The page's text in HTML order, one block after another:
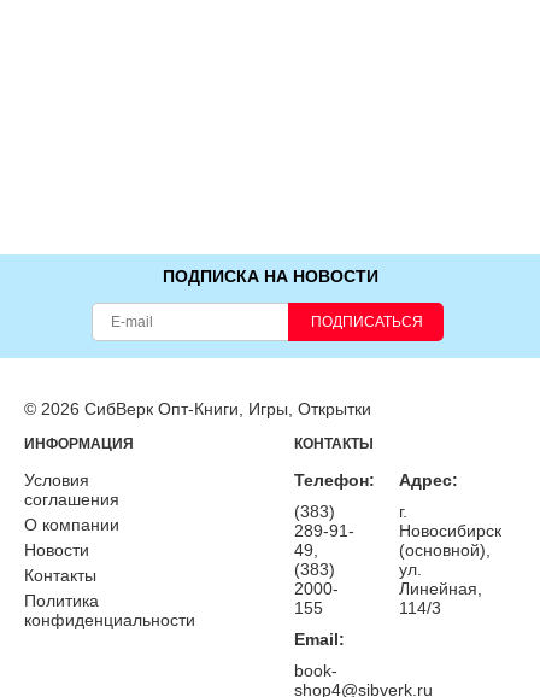
ПОДПИСКА НА НОВОСТИ
ПОДПИСАТЬСЯ
© 2026 СибВерк Опт-Книги, Игры, Открытки
ИНФОРМАЦИЯ
Условия
соглашения
О компании
Новости
Контакты
Политика
конфиденциальности
КОНТАКТЫ
Телефон:
(383)
289-91-
49,
(383)
2000-
155
Email:
book-
shop4@sibverk.ru
Адрес:
г.
Новосибирск
(основной),
ул.
Линейная,
114/3